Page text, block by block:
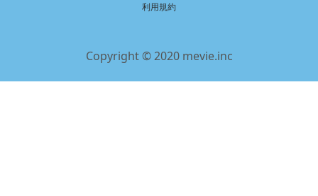
利用規約
Copyright © 2020 mevie.inc